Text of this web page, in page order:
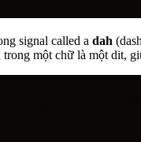
signal called a dah
một chữ là một dit,